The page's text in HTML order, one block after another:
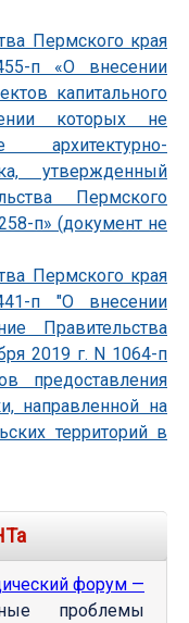
Пермского края
п «О внесении
капитального
которых не
архитектурно-
утвержденный
Пермского
п» (документ не
Пермского края
п "О внесении
Правительства
2019 г. N 1064-п
предоставления
направленной на
территорий в
форум —
проблемы